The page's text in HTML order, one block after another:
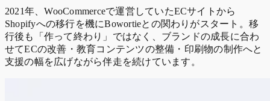
2021年、WooCommerceで運営していたECサイトから
Shopifyへの移行を機にBowortieとの関わりがスタート。移
行後も「作って終わり」ではなく、ブランドの成長に合わ
せてECの改善・教育コンテンツの整備・印刷物の制作へと
支援の幅を広げながら伴走を続けています。